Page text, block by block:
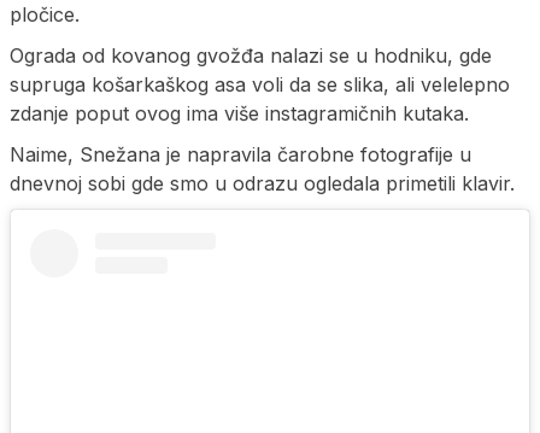
pločice.
Ograda od kovanog gvožđa nalazi se u hodniku, gde
supruga košarkaškog asa voli da se slika, ali velelepno
zdanje poput ovog ima više instagramičnih kutaka.
Naime, Snežana je napravila čarobne fotografije u
dnevnoj sobi gde smo u odrazu ogledala primetili klavir.